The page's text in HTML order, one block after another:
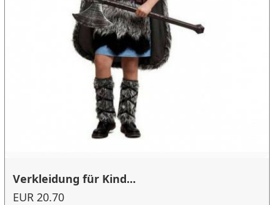
Verkleidung für Kind...
EUR 20.70